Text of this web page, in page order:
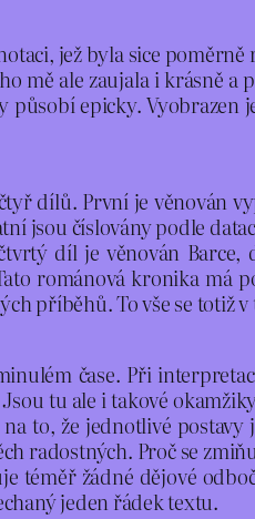
jež byla sice
mě ale zaujala i krásně
epicky.
dílů. První je věnován
jsou číslovány podle
díl je věnován
románová kronika má
příběhů. To vše se totiž
čase. Při
tu ale i takové
to, že jednotlivé
radostných. Proč se
téměř žádné dějové
jeden řádek textu.